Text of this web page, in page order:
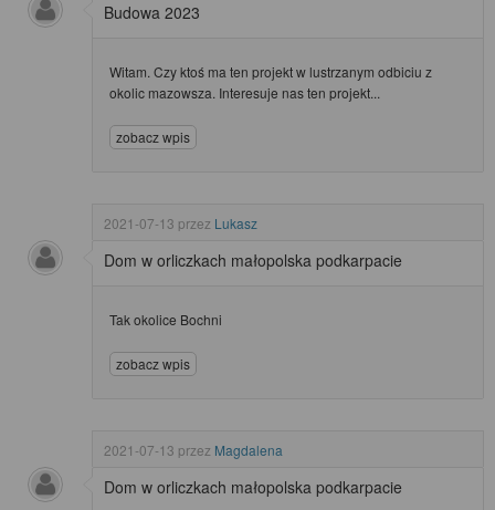
Budowa 2023
Witam. Czy ktoś ma ten projekt w lustrzanym odbiciu z
okolic mazowsza. Interesuje nas ten projekt...
zobacz wpis
2021-07-13 przez Lukasz
Dom w orliczkach małopolska podkarpacie
Tak okolice Bochni
zobacz wpis
2021-07-13 przez Magdalena
Dom w orliczkach małopolska podkarpacie